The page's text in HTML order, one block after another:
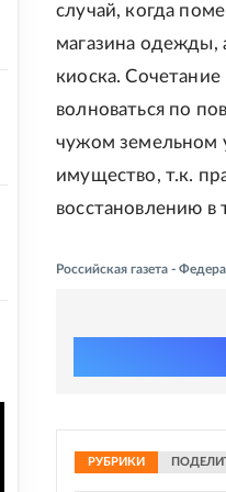
случай, когда
магазина одежды,
киоска.
волноваться по
чужом земельном
имущество, т.к.
восстановлению в
Российская газета -
РУБРИКИ